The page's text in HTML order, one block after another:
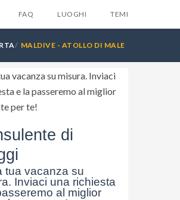
invieremo
FAQ LUOGHI TEMI
MALDIVE - ATOLLO DI MALE
NORD
di
tua vacanza su
Inviaci una richiesta
al miglior